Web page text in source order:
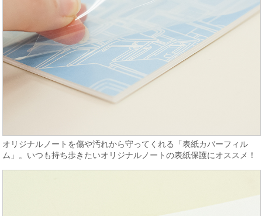
オリジナルノートを傷や汚れから守ってくれる「表紙カバーフィル
ム」。いつも持ち歩きたいオリジナルノートの表紙保護にオススメ！